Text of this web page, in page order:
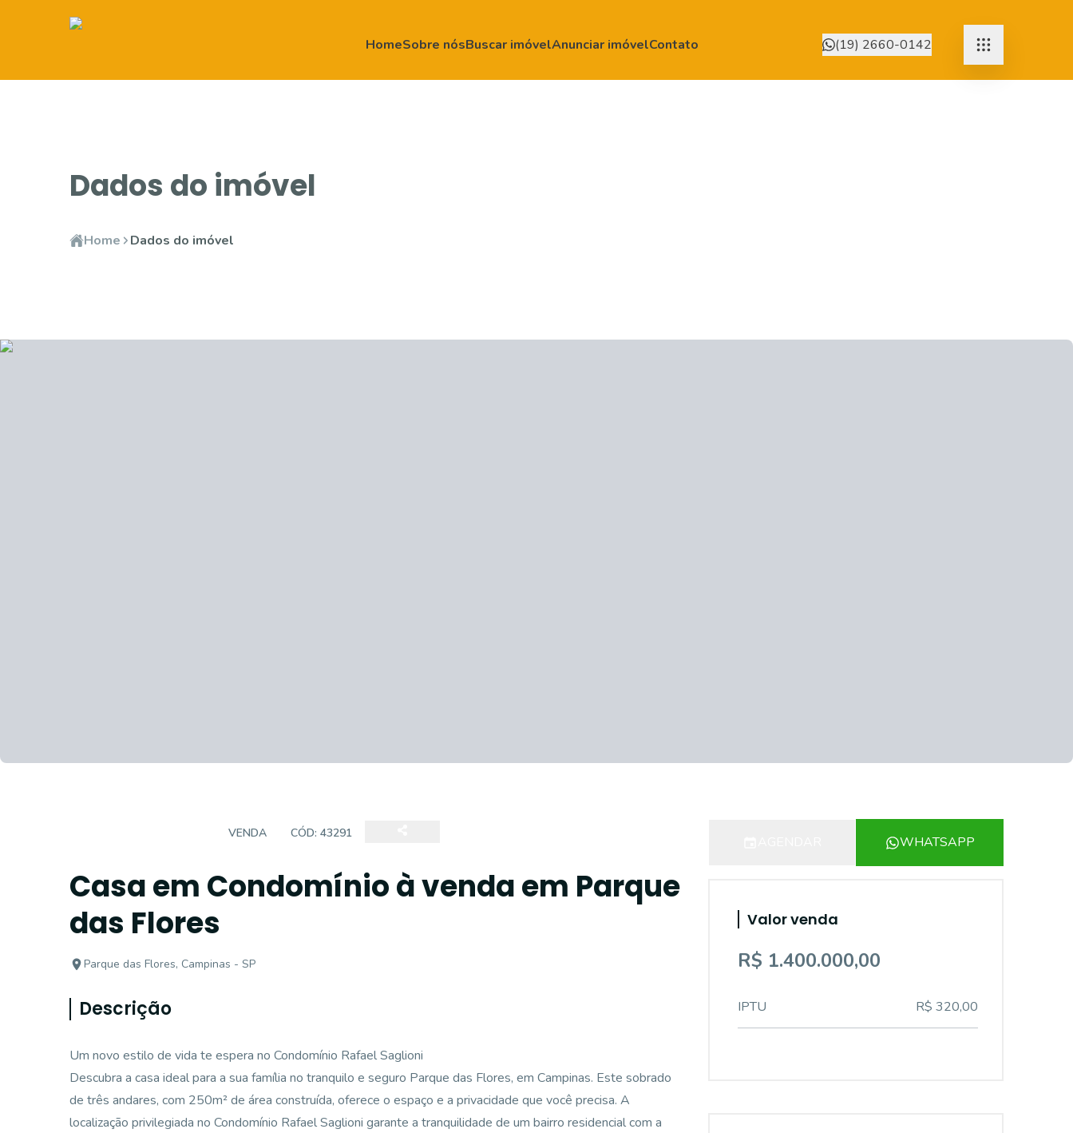
HomeSobre nósBuscar imóvelAnunciar imóvelContato (19) 2660-0142
Dados do imóvel
Home Dados do imóvel
VENDA CÓD: 43291
Casa em Condomínio à venda em Parque
das Flores
Parque das Flores, Campinas - SP
Descrição
Um novo estilo de vida te espera no Condomínio Rafael Saglioni
Descubra a casa ideal para a sua família no tranquilo e seguro Parque das Flores, em Campinas. Este sobrado
de três andares, com 250m² de área construída, oferece o espaço e a privacidade que você precisa. A
localização privilegiada no Condomínio Rafael Saglioni garante a tranquilidade de um bairro residencial com a
WHATSAPP
Valor venda
R$ 1.400.000,00
IPTU R$ 320,00